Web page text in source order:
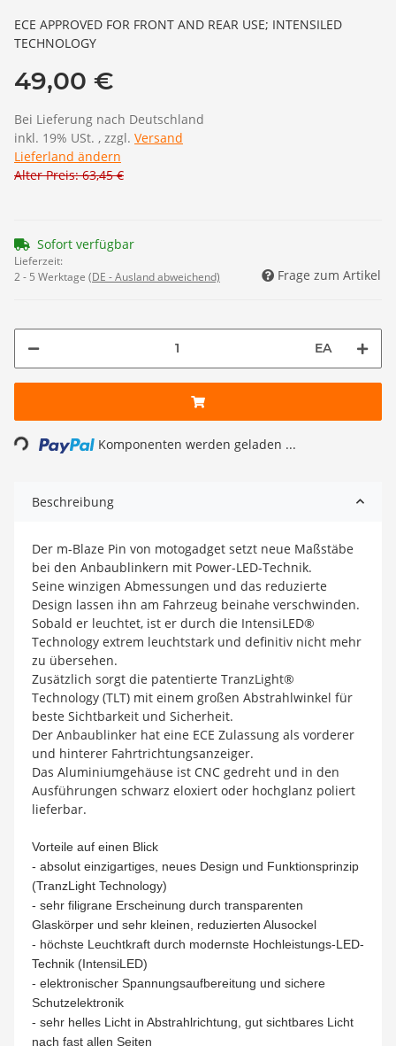
ECE APPROVED FOR FRONT AND REAR USE; INTENSILED
TECHNOLOGY
49,00 €
Bei Lieferung nach Deutschland
inkl. 19% USt. , zzgl. Versand
Lieferland ändern
Alter Preis: 63,45 €
Sofort verfügbar
Lieferzeit:
2 - 5 Werktage (DE - Ausland abweichend) Frage zum Artikel
EA
Loading... Komponenten werden geladen ...
Beschreibung
Der m-Blaze Pin von motogadget setzt neue Maßstäbe
bei den Anbaublinkern mit Power-LED-Technik.
Seine winzigen Abmessungen und das reduzierte
Design lassen ihn am Fahrzeug beinahe verschwinden.
Sobald er leuchtet, ist er durch die IntensiLED®
Technology extrem leuchtstark und definitiv nicht mehr
zu übersehen.
Zusätzlich sorgt die patentierte TranzLight®
Technology (TLT) mit einem großen Abstrahlwinkel für
beste Sichtbarkeit und Sicherheit.
Der Anbaublinker hat eine ECE Zulassung als vorderer
und hinterer Fahrtrichtungsanzeiger.
Das Aluminiumgehäuse ist CNC gedreht und in den
Ausführungen schwarz eloxiert oder hochglanz poliert
lieferbar.
Vorteile auf einen Blick
- absolut einzigartiges, neues Design und Funktionsprinzip
(TranzLight Technology)
- sehr filigrane Erscheinung durch transparenten
Glaskörper und sehr kleinen, reduzierten Alusockel
- höchste Leuchtkraft durch modernste Hochleistungs-LED-
Technik (IntensiLED)
- elektronischer Spannungsaufbereitung und sichere
Schutzelektronik
- sehr helles Licht in Abstrahlrichtung, gut sichtbares Licht
nach fast allen Seiten